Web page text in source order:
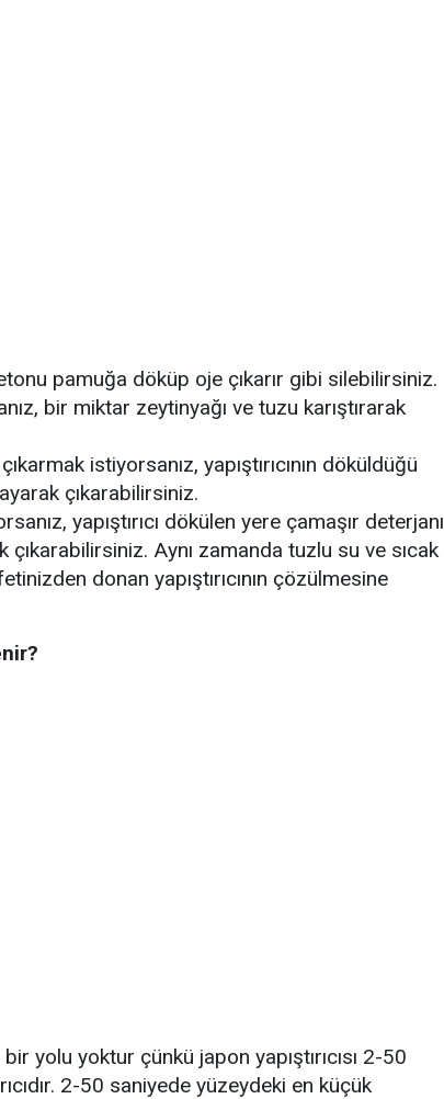
pamuğa döküp oje çıkarır gibi silebilirsiniz.
bir miktar zeytinyağı ve tuzu karıştırarak
istiyorsanız, yapıştırıcının döküldüğü
çıkarabilirsiniz.
yapıştırıcı dökülen yere çamaşır deterjanı
Aynı zamanda tuzlu su ve sıcak
donan yapıştırıcının çözülmesine
bir yolu yoktur çünkü japon yapıştırıcısı 2-50
2-50 saniyede yüzeydeki en küçük